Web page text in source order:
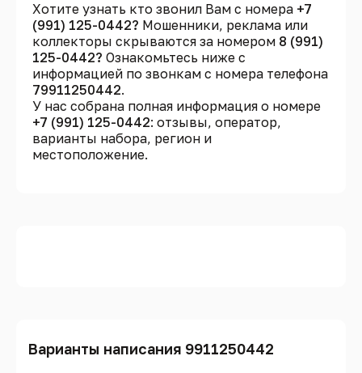
Хотите узнать кто звонил Вам с номера +7
(991) 125-0442? Мошенники, реклама или
коллекторы скрываются за номером 8 (991)
125-0442? Ознакомьтесь ниже с
информацией по звонкам с номера телефона
79911250442.
У нас собрана полная информация о номере
+7 (991) 125-0442: отзывы, оператор,
варианты набора, регион и
местоположение.
Варианты написания 9911250442